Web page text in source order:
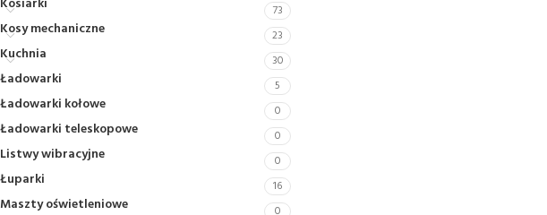
73
Kosy mechaniczne 23
Kuchnia 30
Ładowarki 5
Ładowarki kołowe 0
Ładowarki teleskopowe 0
Listwy wibracyjne 0
Łuparki 16
Maszty oświetleniowe 0